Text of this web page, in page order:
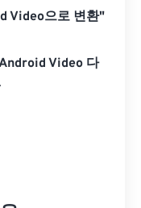
Video으로 변환"
Video 다